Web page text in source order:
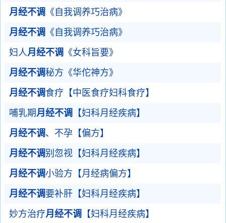
月经不调 《自我调养巧治病》
月经不调 《自我调养巧治病》
妇人月经不调 《女科旨要》
月经不调秘方《华佗神方》
月经不调食疗【中医食疗妇科食疗】
哺乳期月经不调 【妇科月经疾病】
月经不调、不孕【偏方】
月经不调别忽视【妇科月经疾病】
月经不调小验方【月经病偏方】
月经不调要补肝【妇科月经疾病】
妙方治疗月经不调 【妇科月经疾病】